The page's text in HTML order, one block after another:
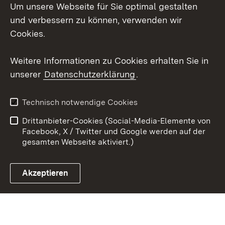
Facebook
Link zum Landesportal
Barrierefreiheit
Kontakt
Cookies
Um unsere Webseite für Sie optimal gestalten
und verbessern zu können, verwenden wir
Cookies.
Weitere Informationen zu Cookies erhalten Sie in
unserer Datenschutzerklärung.
Technisch notwendige Cookies
Drittanbieter-Cookies (Social-Media-Elemente von
Facebook, X / Twitter und Google werden auf der
gesamten Webseite aktiviert.)
Akzeptieren